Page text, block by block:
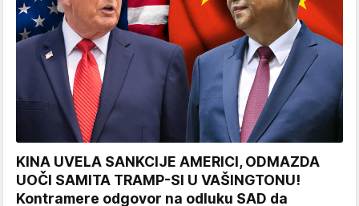
KINA UVELA SANKCIJE AMERICI, ODMAZDA
UOČI SAMITA TRAMP-SI U VAŠINGTONU!
Kontramere odgovor na odluku SAD da